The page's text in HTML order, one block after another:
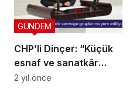
CHP’li Dinçer: “Küçük
esnaf ve sanatkâr
sermaye gruplarına
GÜNDEM
2 yıl önce